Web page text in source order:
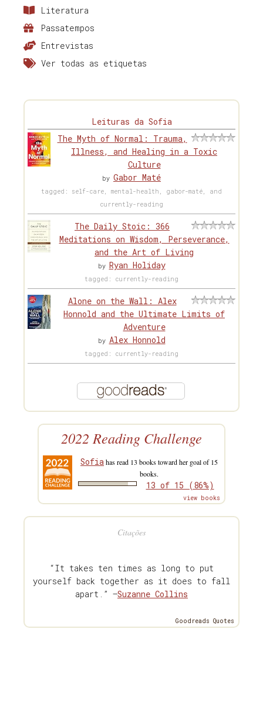
Literatura
Passatempos
Entrevistas
Ver todas as etiquetas
Leituras da Sofia
The Myth of Normal: Trauma,
Illness, and Healing in a Toxic
Culture
by Gabor Maté
tagged: self-care, mental-health, gabor-maté, and
currently-reading
The Daily Stoic: 366
Meditations on Wisdom, Perseverance,
and the Art of Living
by Ryan Holiday
tagged: currently-reading
Alone on the Wall: Alex
Honnold and the Ultimate Limits of
Adventure
by Alex Honnold
tagged: currently-reading
2022 Reading Challenge
Sofiahas read 13 books toward her goal of 15
books.
13 of 15 (86%)
view books
Citações
“It takes ten times as long to put
yourself back together as it does to fall
apart.” —Suzanne Collins
Goodreads Quotes